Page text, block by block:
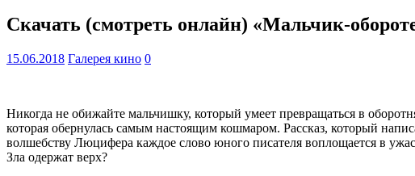
Скачать (смотреть онлайн) «Мальчик-
15.06.2018 Галерея кино 0
Никогда не обижайте мальчишку, который умеет превращаться в
которая обернулась самым настоящим кошмаром. Рассказ, который
волшебству Люцифера каждое слово юного писателя воплощается в
Зла одержат верх?